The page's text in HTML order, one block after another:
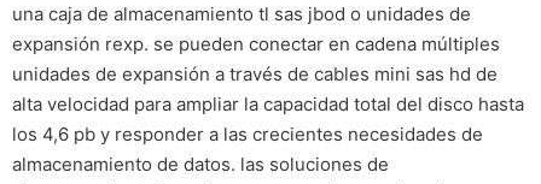
una caja de almacenamiento tl sas jbod o unidades de
expansión rexp. se pueden conectar en cadena múltiples
unidades de expansión a través de cables mini sas hd de
alta velocidad para ampliar la capacidad total del disco hasta
los 4,6 pb y responder a las crecientes necesidades de
almacenamiento de datos. las soluciones de